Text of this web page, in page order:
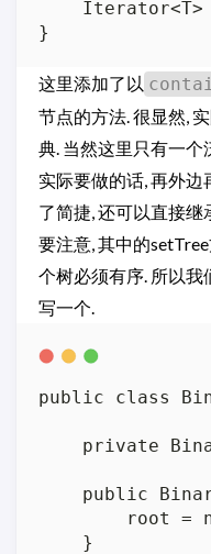
Iterator<T>
这里添加了以
节点的方法. 很显然,
典. 当然这里只有一个
实际要做的话, 再外
了简捷, 还可以直接
要注意, 其中的
个树必须有序. 所以我
写一个.
public class
private
public
root =
    }